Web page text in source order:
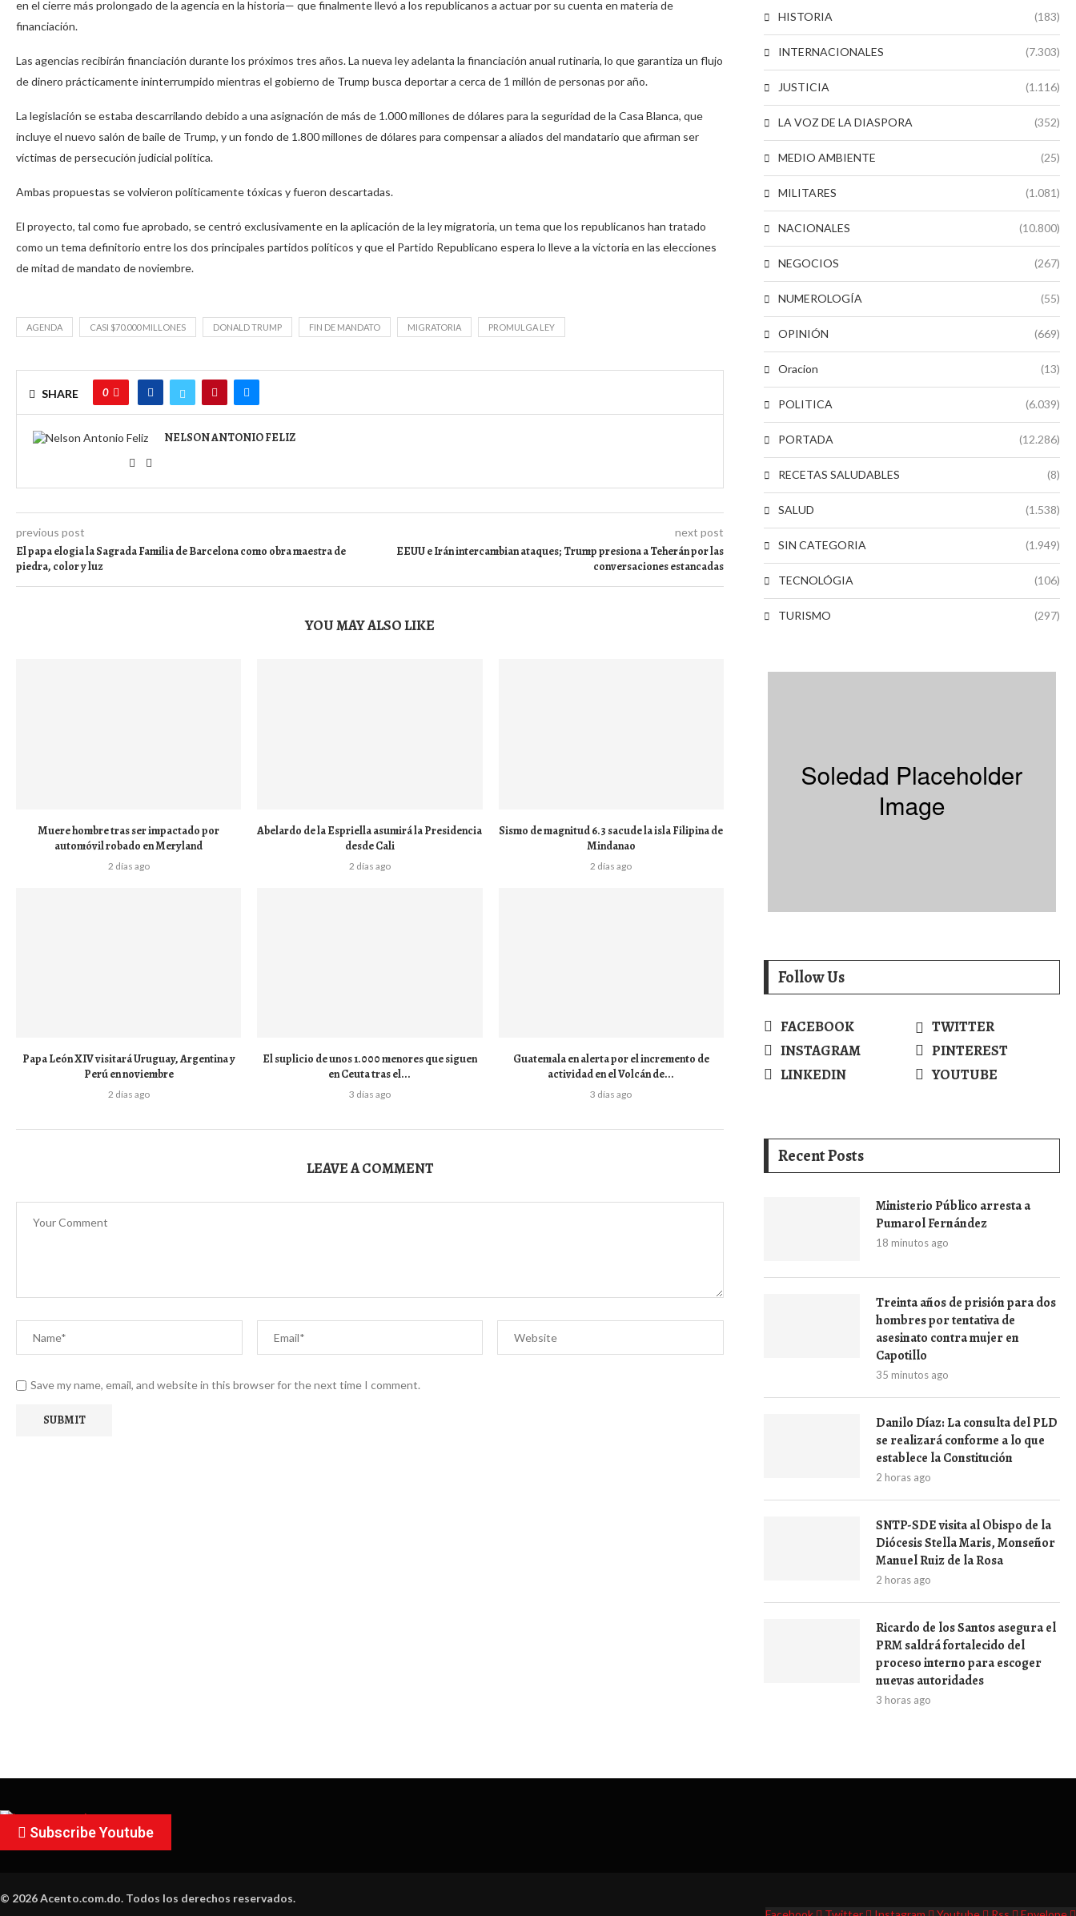
en el cierre más prolongado de la agencia en la historia— que finalmente llevó a los republicanos a actuar por su cuenta en materia de
financiación.
Las agencias recibirán financiación durante los próximos tres años. La nueva ley adelanta la financiación anual rutinaria, lo que garantiza un flujo
de dinero prácticamente ininterrumpido mientras el gobierno de Trump busca deportar a cerca de 1 millón de personas por año.
La legislación se estaba descarrilando debido a una asignación de más de 1.000 millones de dólares para la seguridad de la Casa Blanca, que
incluye el nuevo salón de baile de Trump, y un fondo de 1.800 millones de dólares para compensar a aliados del mandatario que afirman ser
víctimas de persecución judicial política.
Ambas propuestas se volvieron políticamente tóxicas y fueron descartadas.
El proyecto, tal como fue aprobado, se centró exclusivamente en la aplicación de la ley migratoria, un tema que los republicanos han tratado
como un tema definitorio entre los dos principales partidos políticos y que el Partido Republicano espera lo lleve a la victoria en las elecciones
de mitad de mandato de noviembre.
AGENDA CASI $70.000 MILLONES DONALD TRUMP FIN DE MANDATO MIGRATORIA PROMULGA LEY
SHARE 0
NELSON ANTONIO FELIZ
previous post
El papa elogia la Sagrada Familia de Barcelona como obra maestra de
piedra, color y luz
next post
EEUU e Irán intercambian ataques; Trump presiona a Teherán por las
conversaciones estancadas
YOU MAY ALSO LIKE
Muere hombre tras ser impactado por
automóvil robado en Meryland
2 días ago
Abelardo de la Espriella asumirá la Presidencia
desde Cali
2 días ago
Sismo de magnitud 6.3 sacude la isla Filipina de
Mindanao
2 días ago
Papa León XIV visitará Uruguay, Argentina y
Perú en noviembre
2 días ago
El suplicio de unos 1.000 menores que siguen
en Ceuta tras el...
3 días ago
Guatemala en alerta por el incremento de
actividad en el Volcán de...
3 días ago
LEAVE A COMMENT
Save my name, email, and website in this browser for the next time I comment.
HISTORIA (183)
INTERNACIONALES (7.303)
JUSTICIA (1.116)
LA VOZ DE LA DIASPORA (352)
MEDIO AMBIENTE (25)
MILITARES (1.081)
NACIONALES (10.800)
NEGOCIOS (267)
NUMEROLOGÍA (55)
OPINIÓN (669)
Oracion (13)
POLITICA (6.039)
PORTADA (12.286)
RECETAS SALUDABLES (8)
SALUD (1.538)
SIN CATEGORIA (1.949)
TECNOLÓGIA (106)
TURISMO (297)
Follow Us
FACEBOOK
TWITTER
INSTAGRAM
PINTEREST
LINKEDIN
YOUTUBE
Recent Posts
Ministerio Público arresta a
Pumarol Fernández
18 minutos ago
Treinta años de prisión para dos
hombres por tentativa de
asesinato contra mujer en
Capotillo
35 minutos ago
Danilo Díaz: La consulta del PLD
se realizará conforme a lo que
establece la Constitución
2 horas ago
SNTP-SDE visita al Obispo de la
Diócesis Stella Maris, Monseñor
Manuel Ruiz de la Rosa
2 horas ago
Ricardo de los Santos asegura el
PRM saldrá fortalecido del
proceso interno para escoger
nuevas autoridades
3 horas ago
Subscribe Youtube
© 2026 Acento.com.do. Todos los derechos reservados.